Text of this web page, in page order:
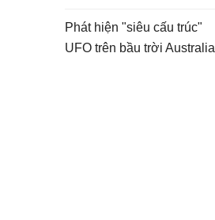
Phát hiện "siêu cấu trúc"
UFO trên bầu trời Australia